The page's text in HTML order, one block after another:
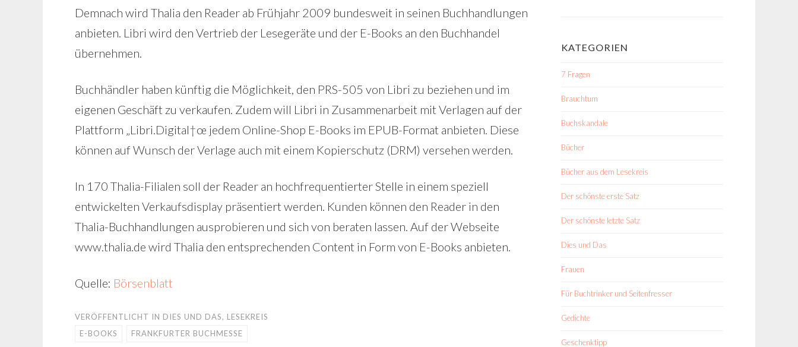
Demnach wird Thalia den Reader ab Frühjahr 2009 bundesweit in seinen Buchhandlungen
anbieten. Libri wird den Vertrieb der Lesegeräte und der E-Books an den Buchhandel
übernehmen.
Buchhändler haben künftig die Möglichkeit, den PRS-505 von Libri zu beziehen und im
eigenen Geschäft zu verkaufen. Zudem will Libri in Zusammenarbeit mit Verlagen auf der
Plattform „Libri.Digital†œ jedem Online-Shop E-Books im EPUB-Format anbieten. Diese
können auf Wunsch der Verlage auch mit einem Kopierschutz (DRM) versehen werden.
In 170 Thalia-Filialen soll der Reader an hochfrequentierter Stelle in einem speziell
entwickelten Verkaufsdisplay präsentiert werden. Kunden können den Reader in den
Thalia-Buchhandlungen ausprobieren und sich von beraten lassen. Auf der Webseite
www.thalia.de wird Thalia den entsprechenden Content in Form von E-Books anbieten.
Quelle: Börsenblatt
VERÖFFENTLICHT IN DIES UND DAS, LESEKREIS
E-BOOKS
FRANKFURTER BUCHMESSE
KATEGORIEN
7 Fragen
Brauchtum
Buchskandale
Bücher
Bücher aus dem Lesekreis
Der schönste erste Satz
Der schönste letzte Satz
Dies und Das
Frauen
Für Buchtrinker und Seitenfresser
Gedichte
Geschenktipp